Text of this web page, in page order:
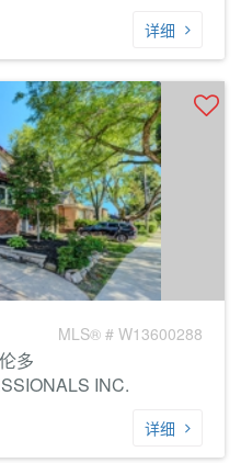
详细
MLS® # W13600288
多
INC.
详细